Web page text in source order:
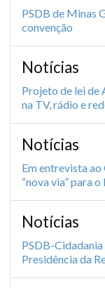
PSDB de Minas
convenção
Notícias
Projeto de lei de
na TV, rádio e
Notícias
Em entrevista ao
“nova via” para
Notícias
PSDB-
Presidência da